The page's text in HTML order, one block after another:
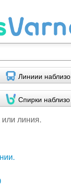
Линиии наблизо
Спирки наблизо
линия.